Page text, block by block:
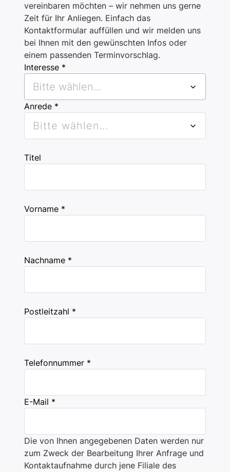
vereinbaren möchten – wir nehmen uns gerne
Zeit für Ihr Anliegen. Einfach das
Kontaktformular auffüllen und wir melden uns
bei Ihnen mit den gewünschten Infos oder
einem passenden Terminvorschlag.
Interesse *
Bitte wählen...
Anrede *
Bitte wählen...
Titel
Vorname *
Nachname *
Postleitzahl *
Telefonnummer *
E-Mail *
Die von Ihnen angegebenen Daten werden nur
zum Zweck der Bearbeitung Ihrer Anfrage und
Kontaktaufnahme durch jene Filiale des